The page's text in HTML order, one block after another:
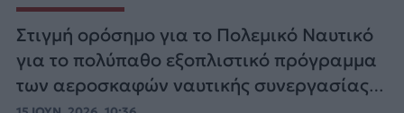
Στιγμή ορόσημο για το Πολεμικό Ναυτικό
για το πολύπαθο εξοπλιστικό πρόγραμμα
των αεροσκαφών ναυτικής συνεργασίας